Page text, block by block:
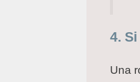
4.
Una